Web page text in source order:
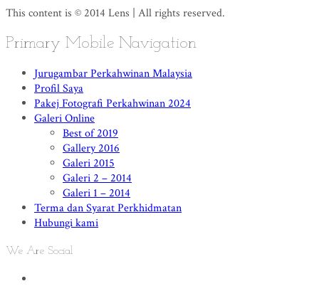
This content is © 2014 Lens | All rights reserved.
Primary Mobile Navigation
Jurugambar Perkahwinan Malaysia
Profil Saya
Pakej Fotografi Perkahwinan 2024
Galeri Online
Best of 2019
Gallery 2016
Galeri 2015
Galeri 2 – 2014
Galeri 1 – 2014
Terma dan Syarat Perkhidmatan
Hubungi kami
We Are Social